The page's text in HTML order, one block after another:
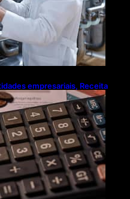
empresariais, Receita
Tributária